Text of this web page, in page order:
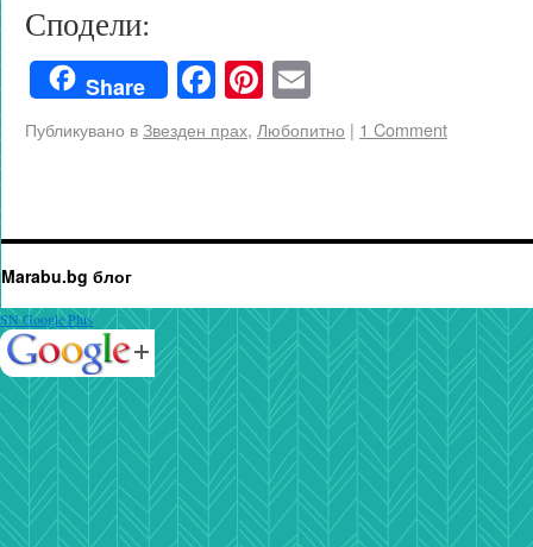
Сподели:
Share Facebook
Pinterest
Публикувано вЗвезден прах, Любопитно | 1 Comment
Marabu.bg блог
SN Google Plus